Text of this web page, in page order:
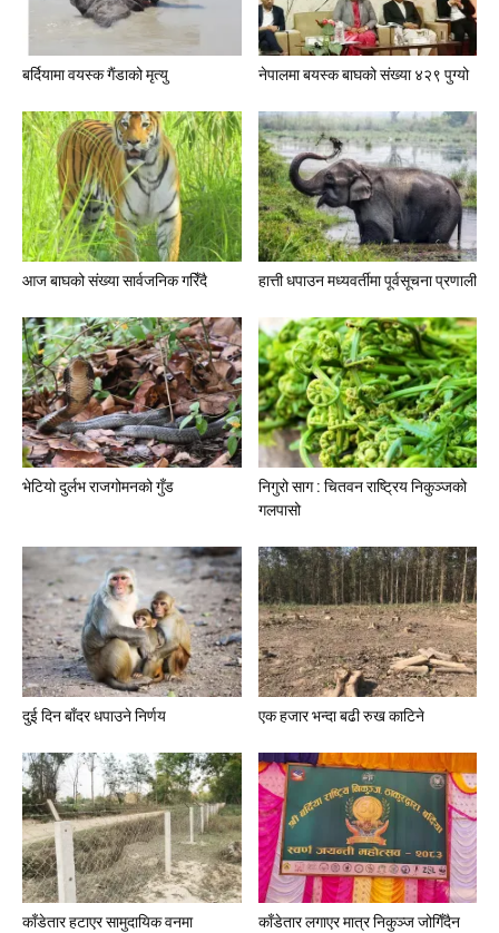
बर्दियामा वयस्क गैंडाको मृत्यु नेपालमा बयस्क बाघको संख्या ४२९ पुग्यो
आज बाघको संख्या सार्वजनिक गरिँदै हात्ती धपाउन मध्यवर्तीमा पूर्वसूचना प्रणाली
भेटियो दुर्लभ राजगोमनको गुँड
निगुरो साग : चितवन राष्ट्रिय निकुञ्जको
गलपासो
दुई दिन बाँदर धपाउने निर्णय एक हजार भन्दा बढी रुख काटिने
काँडेतार हटाएर सामुदायिक वनमा
काँडेतार लगाएर मात्र निकुञ्ज जोगिँदैन